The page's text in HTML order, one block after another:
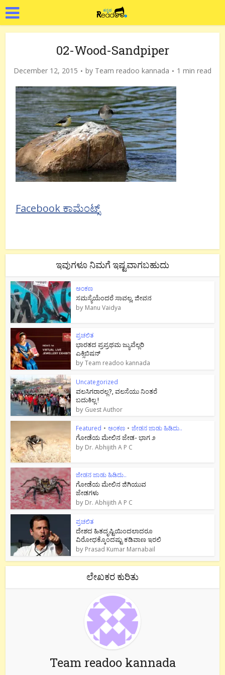
02-Wood-Sandpiper
December 12, 2015 by Team readoo kannada 1 min read
Facebook ಕಾಮೆಂಟ್ಸ್
ಇವುಗಳೂ ನಿಮಗೆ ಇಷ್ಟವಾಗಬಹುದು
ಅಂಕಣ
ಸಮಸ್ಯೆಯೆಂದರೆ ಸಾವಲ್ಲ, ಜೀವನ
by Manu Vaidya
ಪ್ರಚಲಿತ
ಭಾರತದ ಪ್ರಪ್ರಥಮ ಜ್ಯುವೆಲ್ಲರಿ
ಎಕ್ಸಿಬಿಷನ್
byTeam readoo kannada
Uncategorized
ವಲಸಿಗರಾರಲ್ಲ?, ವಲಸೆಯು ನಿಂತರೆ
ಬದುಕಿಲ್ಲ !
by Guest Author
Featured • ಅಂಕಣ • ಜೇಡನ ಜಾಡು ಹಿಡಿದು..
ಗೋಡೆಯ ಮೇಲಿನ ಜೇಡ- ಭಾಗ ೨
by Dr. Abhijith A P C
ಜೇಡನ ಜಾಡು ಹಿಡಿದು..
ಗೋಡೆಯ ಮೇಲಿನ ಜಿಗಿಯುವ
ಜೇಡಗಳು
by Dr. Abhijith A P C
ಪ್ರಚಲಿತ
ದೇಶದ ಹಿತದೃಷ್ಟಿಯಿಂದಲಾದರೂ
ವಿರೋಧಕ್ಕೊಂದಷ್ಟು ಕಡಿವಾಣ ಇರಲಿ
by Prasad Kumar Marnabail
ಲೇಖಕರ ಕುರಿತು
Team readoo kannada